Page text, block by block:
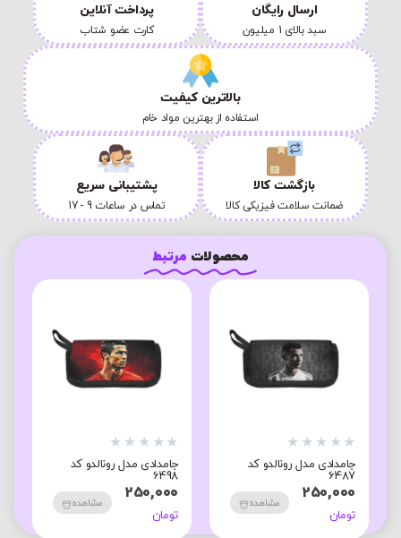
ارسال رایگان
سبد بالای 1 میلیون
پرداخت آنلاین
کارت عضو شتاب
بالاترین کیفیت
استفاده از بهترین مواد خام
بازگشت کالا
ضمانت سلامت فیزیکی کالا
پشتیبانی سریع
تماس در ساعات 9 - 17
محصولات مرتبط
★
★
★
★
★
جامدادی مدل رونالدو کد
6487
250,000
تومان
مشاهده
★
★
★
★
★
جامدادی مدل رونالدو کد
6498
250,000
تومان
مشاهده